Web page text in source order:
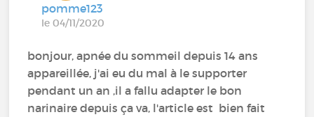
pomme123
le 04/11/2020
bonjour, apnée du sommeil depuis 14 ans
appareillée, j'ai eu du mal à le supporter
pendant un an ,il a fallu adapter le bon
narinaire depuis ça va, l'article est bien fait